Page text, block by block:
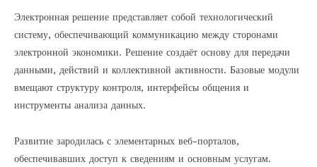
Электронная решение представляет собой технологический
систему, обеспечивающий коммуникацию между сторонами
электронной экономики. Решение создаёт основу для передачи
данными, действий и коллективной активности. Базовые модули
вмещают структуру контроля, интерфейсы общения и
инструменты анализа данных.
Развитие зародилась с элементарных веб-порталов,
обеспечивавших доступ к сведениям и основным услугам.